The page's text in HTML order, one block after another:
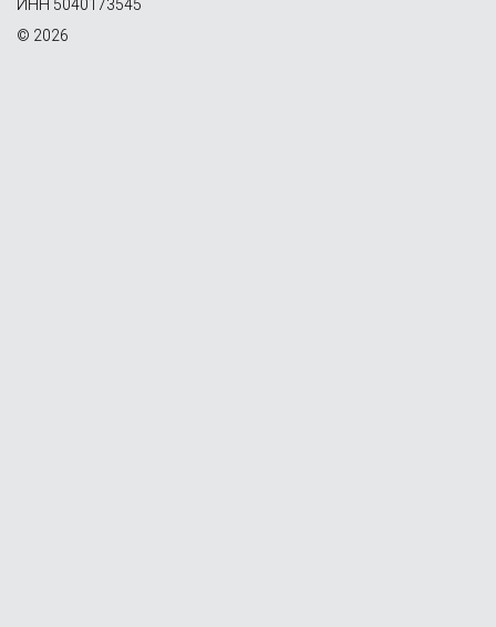
ИНН 5040173545
© 2026